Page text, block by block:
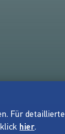
Für detaillierte
hier.